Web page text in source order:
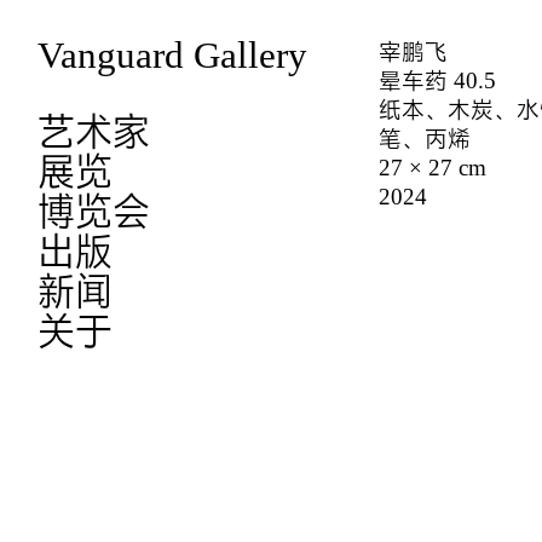
Vanguard Gallery
艺术家
展览
博览会
出版
新闻
关于
宰鹏飞
晕车药 40.5
纸本、木炭、
笔、丙烯
27 × 27 cm
2024